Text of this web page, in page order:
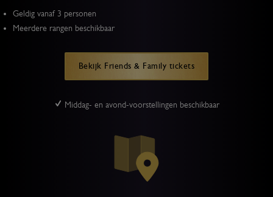
Geldig vanaf 3 personen
Meerdere rangen beschikbaar
Bekijk Friends & Family tickets
Middag- en avond-voorstellingen beschikbaar